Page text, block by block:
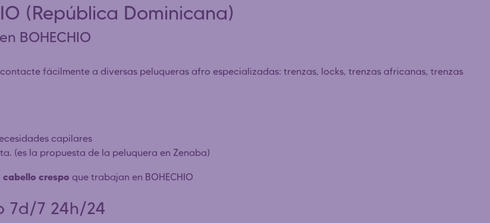
(República Dominicana)
BOHECHIO
fácilmente a diversas peluqueras afro especializadas: trenzas, locks, trenzas africanas, trenzas
capilares
(es la propuesta de la peluquera en Zenaba)
crespo que trabajan en BOHECHIO
7d/7 24h/24